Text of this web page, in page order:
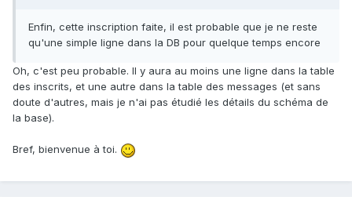
Enfin, cette inscription faite, il est probable que je ne reste
qu'une simple ligne dans la DB pour quelque temps encore
Oh, c'est peu probable. Il y aura au moins une ligne dans la table
des inscrits, et une autre dans la table des messages (et sans
doute d'autres, mais je n'ai pas étudié les détails du schéma de
la base).
Bref, bienvenue à toi.